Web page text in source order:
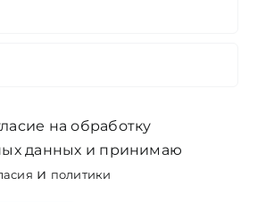
на обработку
данных и принимаю
и политики